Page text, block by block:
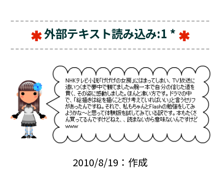
外部テキスト読み込み:1 *
2010/8/19：作成